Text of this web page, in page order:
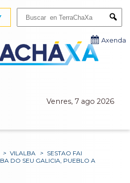
Venres, 7 ago 2026
Axenda
> VILALBA > SESTAO FAI
DO SEU GALICIA, PUEBLO A